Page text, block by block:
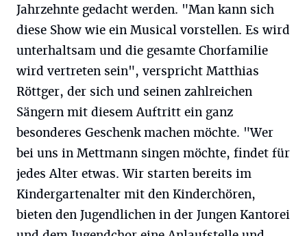
Jahrzehnte gedacht werden. "Man kann sich
diese Show wie ein Musical vorstellen. Es wird
unterhaltsam und die gesamte Chorfamilie
wird vertreten sein", verspricht Matthias
Röttger, der sich und seinen zahlreichen
Sängern mit diesem Auftritt ein ganz
besonderes Geschenk machen möchte. "Wer
bei uns in Mettmann singen möchte, findet für
jedes Alter etwas. Wir starten bereits im
Kindergartenalter mit den Kinderchören,
bieten den Jugendlichen in der Jungen Kantorei